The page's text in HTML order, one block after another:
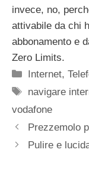
invece, no,
attivabile da chi
abbonamento e
Zero Limits.
Categorie
Internet,
Tag
navigare
vodafone
Prezzemolo
Pulire e